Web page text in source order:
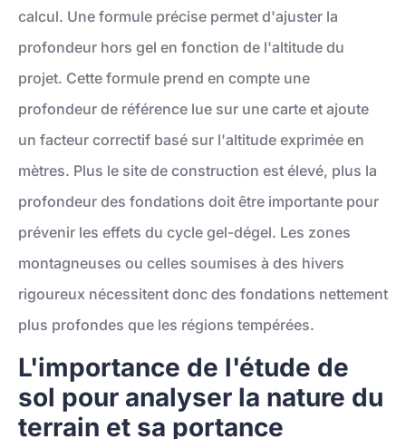
calcul. Une formule précise permet d'ajuster la
profondeur hors gel en fonction de l'altitude du
projet. Cette formule prend en compte une
profondeur de référence lue sur une carte et ajoute
un facteur correctif basé sur l'altitude exprimée en
mètres. Plus le site de construction est élevé, plus la
profondeur des fondations doit être importante pour
prévenir les effets du cycle gel-dégel. Les zones
montagneuses ou celles soumises à des hivers
rigoureux nécessitent donc des fondations nettement
plus profondes que les régions tempérées.
L'importance de l'étude de
sol pour analyser la nature du
terrain et sa portance